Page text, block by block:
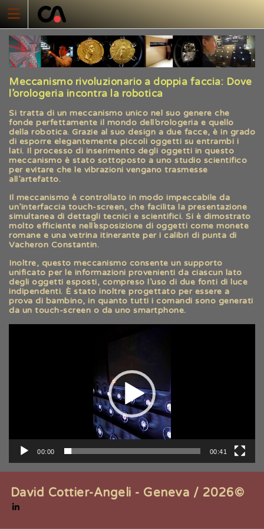
content
Meccanismo rivoluzionario a doppia faccia: Dove
l’orologeria incontra la robotica
Si tratta di un meccanismo unico nel suo genere che
fonde perfettamente il mondo dell’orologeria e quello
della robotica. Grazie al suo design a due facce, è in grado
di esporre elegantemente piccoli oggetti su entrambi i
lati. Il processo di inserimento degli oggetti in questo
meccanismo è stato sottoposto a uno studio scientifico
per evitare che le vibrazioni vengano trasmesse
all’artefatto.
Il meccanismo è controllato in modo impeccabile da
un’interfaccia touch-screen, che facilita la presentazione
simultanea di dettagli tecnici e scientifici. Si è dimostrato
molto efficiente nell’esposizione di oggetti come monete
romane e una vetrina itinerante per i calibri di punta di
Vacheron Constantin.
Inoltre, questo meccanismo consente un supporto
unificato per le informazioni provenienti da ciascun lato
degli oggetti esposti, compreso l’uso di due fonti di luce
indipendenti. È stato inoltre progettato per essere a
prova di bambino, in quanto tutti i comandi sono generati
da un touch-screen o da uno smartphone.
00:00 00:41
David Cottier-Angeli - Geneva / 2026©